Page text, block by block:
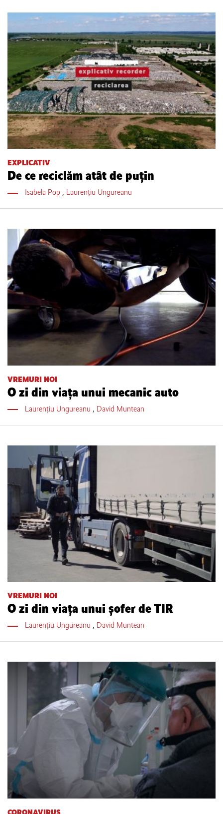
EXPLICATIV
De ce reciclăm atât de puțin
Isabela Pop , Laurențiu Ungureanu
VREMURI NOI
O zi din viața unui mecanic auto
Laurențiu Ungureanu , David Muntean
VREMURI NOI
O zi din viaţa unui şofer de TIR
Laurențiu Ungureanu , David Muntean